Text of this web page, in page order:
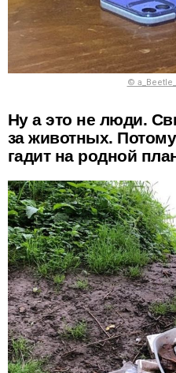
©
Ну а это не люди.
за животных. Потому
гадит на родной